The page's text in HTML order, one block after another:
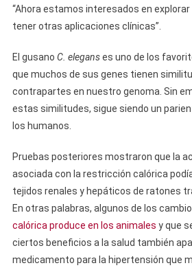
“Ahora estamos interesados ​​en
tener otras aplicaciones clínicas”.
El gusano C. eleganses uno de los
que muchos de sus genes tienen
contrapartes en nuestro genoma. Sin
estas similitudes, sigue siendo un
los humanos.
Pruebas posteriores mostraron que la
asociada con la restricción calórica
tejidos renales y hepáticos de ratones
En otras palabras, algunos de los
calórica produce en los animales y que
ciertos beneficios a la salud también
medicamento para la hipertensión que